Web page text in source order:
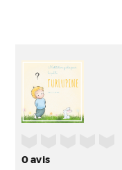
0avis